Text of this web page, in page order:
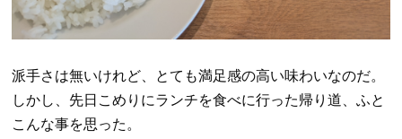
派手さは無いけれど、とても満足感の高い味わいなのだ。
しかし、先日こめりにランチを食べに行った帰り道、ふと
こんな事を思った。